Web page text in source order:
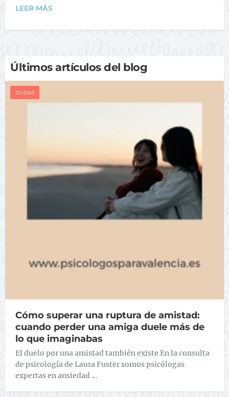
LEER MÁS
Últimos artículos del blog
DUDAS
Cómo superar una ruptura de amistad:
cuando perder una amiga duele más de
lo que imaginabas
El duelo por una amistad también existe En la consulta
de psicología de Laura Fuster somos psicólogas
expertas en ansiedad …